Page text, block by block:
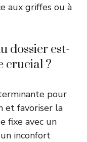
aux griffes ou à
dossier est-
crucial ?
pour
et favoriser la
fixe avec un
inconfort